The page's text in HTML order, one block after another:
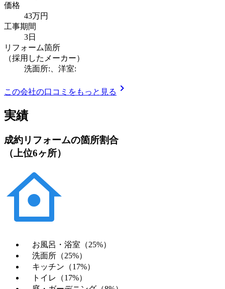
価格
43万円
工事期間
3日
リフォーム箇所
（採用したメーカー）
洗面所:、洋室:
この会社の口コミをもっと見る chevron_right
実績
成約リフォームの箇所割合
（上位6ヶ所）
お風呂・浴室（25%）
洗面所（25%）
キッチン（17%）
トイレ（17%）